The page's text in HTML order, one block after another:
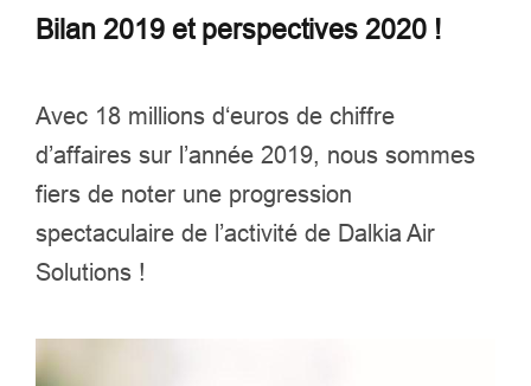
Bilan 2019 et perspectives 2020 !
Avec 18 millions d‘euros de chiffre
d’affaires sur l’année 2019, nous sommes
fiers de noter une progression
spectaculaire de l’activité de Dalkia Air
Solutions !